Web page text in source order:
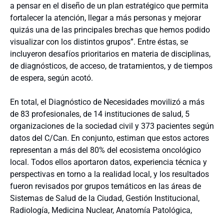
a pensar en el diseño de un plan estratégico que permita
fortalecer la atención, llegar a más personas y mejorar
quizás una de las principales brechas que hemos podido
visualizar con los distintos grupos”. Entre éstas, se
incluyeron desafíos prioritarios en materia de disciplinas,
de diagnósticos, de acceso, de tratamientos, y de tiempos
de espera, según acotó.
En total, el Diagnóstico de Necesidades movilizó a más
de 83 profesionales, de 14 instituciones de salud, 5
organizaciones de la sociedad civil y 373 pacientes según
datos del C/Can. En conjunto, estiman que estos actores
representan a más del 80% del ecosistema oncológico
local. Todos ellos aportaron datos, experiencia técnica y
perspectivas en torno a la realidad local, y los resultados
fueron revisados por grupos temáticos en las áreas de
Sistemas de Salud de la Ciudad, Gestión Institucional,
Radiología, Medicina Nuclear, Anatomía Patológica,